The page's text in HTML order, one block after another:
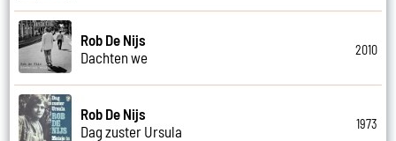
Rob De Nijs
Dachten we
2010
Rob De Nijs
Dag zuster Ursula
1973